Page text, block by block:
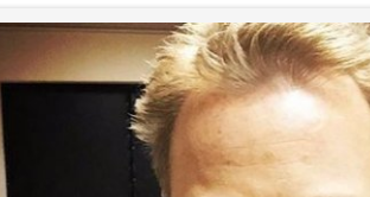
В шоу «Что было дальше?»
Авербух зарождает в